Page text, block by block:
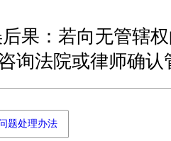
果：若向无管辖
询法院或律师确认
题处理办法